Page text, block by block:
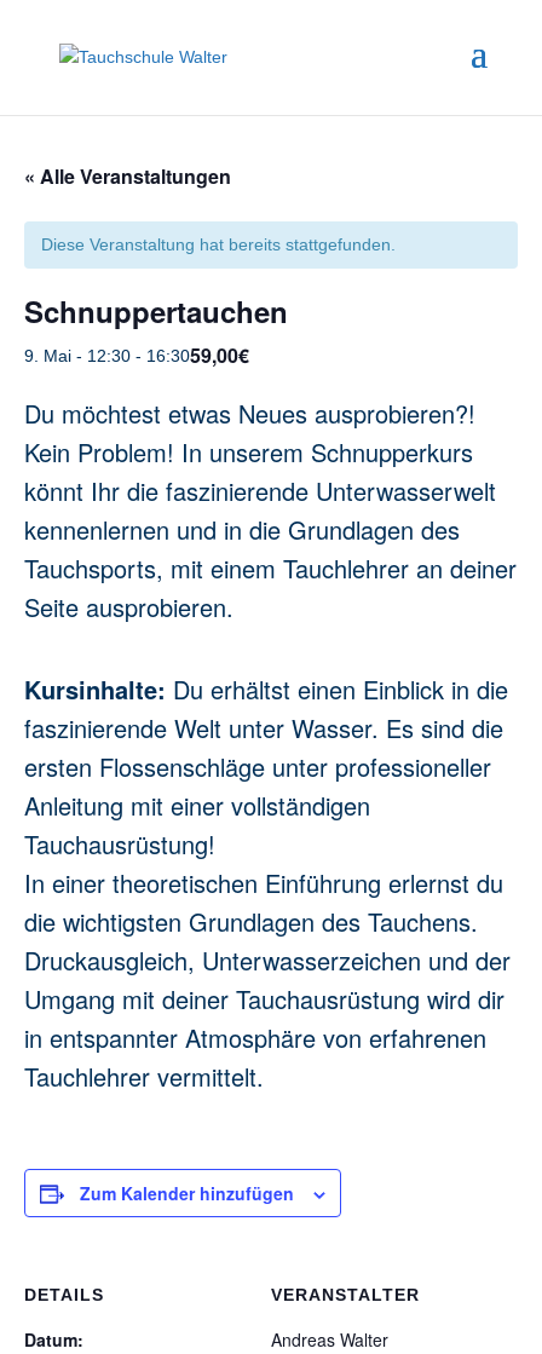
« Alle Veranstaltungen
Diese Veranstaltung hat bereits stattgefunden.
Schnuppertauchen
9. Mai - 12:30 - 16:3059,00€
Du möchtest etwas Neues ausprobieren?!
Kein Problem! In unserem Schnupperkurs
könnt Ihr die faszinierende Unterwasserwelt
kennenlernen und in die Grundlagen des
Tauchsports, mit einem Tauchlehrer an deiner
Seite ausprobieren.
Kursinhalte: Du erhältst einen Einblick in die
faszinierende Welt unter Wasser. Es sind die
ersten Flossenschläge unter professioneller
Anleitung mit einer vollständigen
Tauchausrüstung!
In einer theoretischen Einführung erlernst du
die wichtigsten Grundlagen des Tauchens.
Druckausgleich, Unterwasserzeichen und der
Umgang mit deiner Tauchausrüstung wird dir
in entspannter Atmosphäre von erfahrenen
Tauchlehrer vermittelt.
Zum Kalender hinzufügen
DETAILS
Datum:
VERANSTALTER
Andreas Walter